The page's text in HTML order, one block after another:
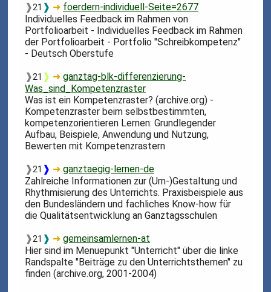
❱21 ❱ ➜ foerdern-individuell-Seite=2677
Individuelles Feedback im Rahmen von
Portfolioarbeit - Individuelles Feedback im Rahmen
der Portfolioarbeit - Portfolio "Schreibkompetenz"
- Deutsch Oberstufe
❱21 ❱ ➜ganztag-blk-differenzierung-
Was_sind_Kompetenzraster
Was ist ein Kompetenzraster? (archive.org) -
Kompetenzraster beim selbstbestimmten,
kompetenzorientieren Lernen: Grundlegender
Aufbau, Beispiele, Anwendung und Nutzung,
Bewerten mit Kompetenzrastern
❱21 ❱ ➜ganztaegig-lernen-de
Zahlreiche Informationen zur (Um-)Gestaltung und
Rhythmisierung des Unterrichts. Praxisbeispiele aus
den Bundesländern und fachliches Know-how für
die Qualitätsentwicklung an Ganztagsschulen
❱21 ❱ ➜gemeinsamlernen-at
Hier sind im Menuepunkt "Unterricht" über die linke
Randspalte "Beiträge zu den Unterrichtsthemen" zu
finden (archive.org, 2001-2004)